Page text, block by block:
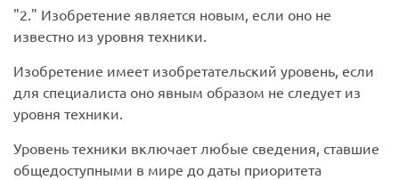
2.
Изобретение является новым, если оно не
известно из уровня техники.
Изобретение имеет изобретательский уровень, если
для специалиста оно явным образом не следует из
уровня техники.
Уровень техники включает любые сведения, ставшие
общедоступными в мире до даты приоритета